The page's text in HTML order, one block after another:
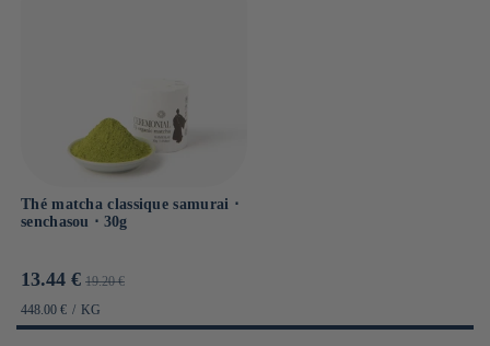
Thé matcha classique samurai ⋅
senchasou ⋅ 30g
Prix
promotionnel
13.44 € Prix
habituel
19.20 €
PRIX
UNITAIRE
448.00 € / PAR
KG